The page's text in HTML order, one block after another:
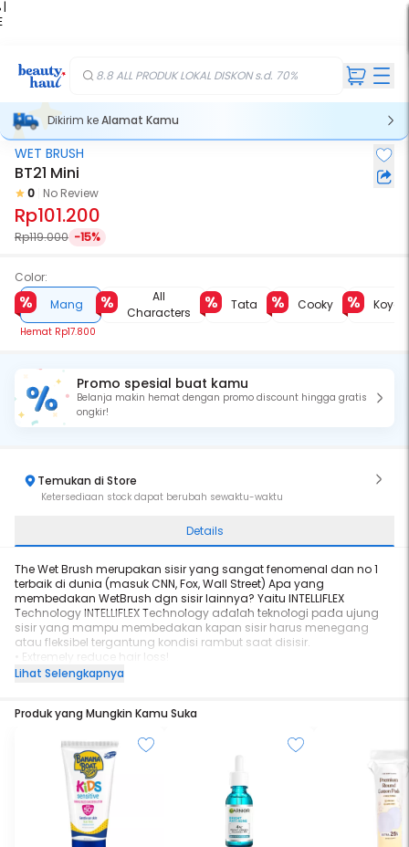
|
8.8 ALL PRODUK LOKAL DISKON s.d. 70%
Dikirim keAlamat Kamu
WET BRUSH
BT21 Mini
0 No Review
Rp101.200
Rp119.000 -15%
Color:
Mang
Hemat Rp17.800
All
Characters
Tata Cooky Koya
Promo spesial buat kamu
Belanja makin hemat dengan promo discount hingga gratis
ongkir!
Temukan di Store
Ketersediaan stock dapat berubah sewaktu-waktu
Details
The Wet Brush merupakan sisir yang sangat fenomenal dan no 1
terbaik di dunia (masuk CNN, Fox, Wall Street) Apa yang
membedakan WetBrush dgn sisir lainnya? Yaitu INTELLIFLEX
Technology INTELLIFLEX Technology adalah teknologi pada ujung
sisir yang mampu membedakan kapan sisir harus menegang
atau fleksibel tergantung kondisi rambut saat disisir.
• Extremely reduce hair loss!
• Sisiran lebih nyaman tanpa terjambak
The WET BRUSH Dapat digunakan pada rambut basah atau kering
Lihat Selengkapnya
Produk yang Mungkin Kamu Suka